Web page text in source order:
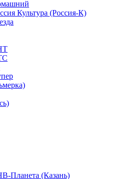
Культура (Россия-К)
Планета (Казань)